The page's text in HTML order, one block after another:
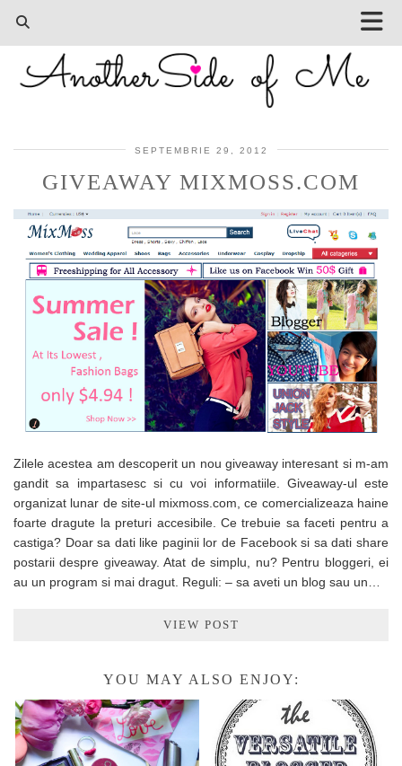
SEPTEMBRIE 29, 2012
GIVEAWAY MIXMOSS.COM
Zilele acestea am descoperit un nou giveaway interesant si m-am
gandit sa impartasesc si cu voi informatiile. Giveaway-ul este
organizat lunar de site-ul mixmoss.com, ce comercializeaza haine
foarte dragute la preturi accesibile. Ce trebuie sa faceti pentru a
castiga? Doar sa dati like paginii lor de Facebook si sa dati share
postarii despre giveaway. Atat de simplu, nu? Pentru bloggeri, ei
au un program si mai dragut. Reguli: – sa aveti un blog sau un…
VIEW POST
YOU MAY ALSO ENJOY: